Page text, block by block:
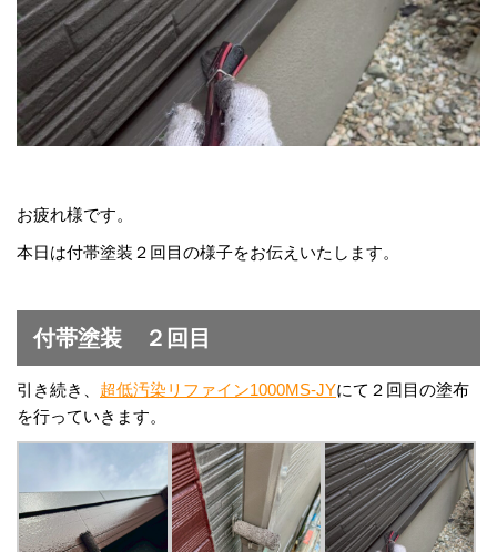
お疲れ様です。
本日は付帯塗装２回目の様子をお伝えいたします。
付帯塗装 ２回目
引き続き、 超低汚染リファイン1000MS-JYにて２回目の塗布
を行っていきます。